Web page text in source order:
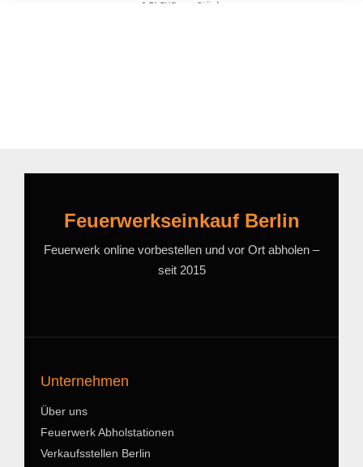
0,71 EUR pro Stück
Feuerwerkseinkauf Berlin
Feuerwerk online vorbestellen und vor Ort abholen –
seit 2015
Unternehmen
Über uns
Feuerwerk Abholstationen
Verkaufsstellen Berlin